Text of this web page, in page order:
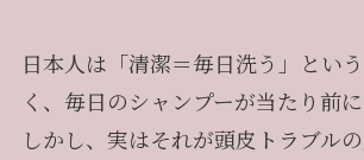
日本人は「清潔＝毎日洗う」とい
く、毎日のシャンプーが当たり前に
しかし、実はそれが頭皮トラブル